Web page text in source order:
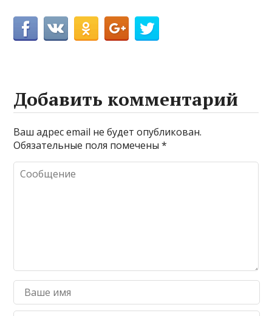
Добавить комментарий
Ваш адрес email не будет опубликован.
Обязательные поля помечены*